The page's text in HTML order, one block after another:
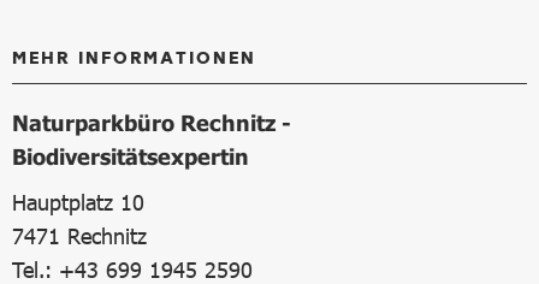
MEHR INFORMATIONEN
Naturparkbüro Rechnitz -
Biodiversitätsexpertin
Hauptplatz 10
7471 Rechnitz
Tel.: +43 699 1945 2590